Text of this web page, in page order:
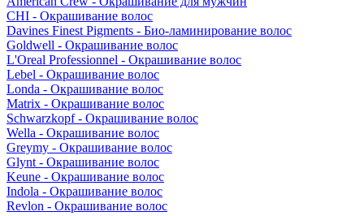
CHI - Окрашивание волос
Davines Finest Pigments - Био-ламинирование волос
Goldwell - Окрашивание волос
L'Oreal Professionnel - Окрашивание волос
Lebel - Окрашивание волос
Londa - Окрашивание волос
Matrix - Окрашивание волос
Schwarzkopf - Окрашивание волос
Wella - Окрашивание волос
Greymy - Окрашивание волос
Glynt - Окрашивание волос
Keune - Окрашивание волос
Indola - Окрашивание волос
Revlon - Окрашивание волос